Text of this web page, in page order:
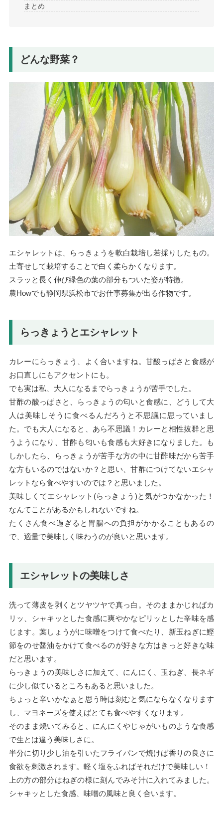
まとめ
どんな野菜？
エシャレットは、らっきょうを軟白栽培し若採りしたもの。
土寄せして栽培することで白く柔らかくなります。
スラッと長く伸び緑色の葉の部分もついた姿が特徴。
農Howでも静岡県浜松市でお仕事募集が出る作物です。
らっきょうとエシャレット
カレーにらっきょう、よく合いますね。甘酸っぱさと食感が
お口直しにもアクセントにも。
でも実は私、大人になるまでらっきょうが苦手でした。
甘酢の酸っぱさと、らっきょうの匂いと食感に、どうして大
人は美味しそうに食べるんだろうと不思議に思っていまし
た。でも大人になると、あら不思議！カレーと相性抜群と思
うようになり、甘酢も匂いも食感も大好きになりました。も
しかしたら、らっきょうが苦手な方の中に甘酢味だから苦手
な方もいるのではないか？と思い、甘酢につけてないエシャ
レットなら食べやすいのでは？と思いました。
美味しくてエシャレット(らっきょう)と気がつかなかった！
なんてことがあるかもしれないですね。
たくさん食べ過ぎると胃腸への負担がかかることもあるの
で、適量で美味しく味わうのが良いと思います。
エシャレットの美味しさ
洗って薄皮を剥くとツヤツヤで真っ白。そのままかじればカ
リッ、シャキッとした食感に爽やかなピリッとした辛味を感
じます。葉しょうがに味噌をつけて食べたり、新玉ねぎに鰹
節をのせ醤油をかけて食べるのが好きな方はきっと好きな味
だと思います。
らっきょうの美味しさに加えて、にんにく、玉ねぎ、長ネギ
に少し似ているところもあると思いました。
ちょっと辛いかなぁと思う時は刻むと気にならなくなります
し、マヨネーズを使えばとても食べやすくなります。
そのまま焼いてみると、にんにくやじゃがいものような食感
で生とは違う美味しさに。
半分に切り少し油を引いたフライパンで焼けば香りの良さに
食欲を刺激されます。軽く塩をふればそれだけで美味しい！
上の方の部分はねぎの様に刻んでみそ汁に入れてみました。
シャキッとした食感、味噌の風味と良く合います。